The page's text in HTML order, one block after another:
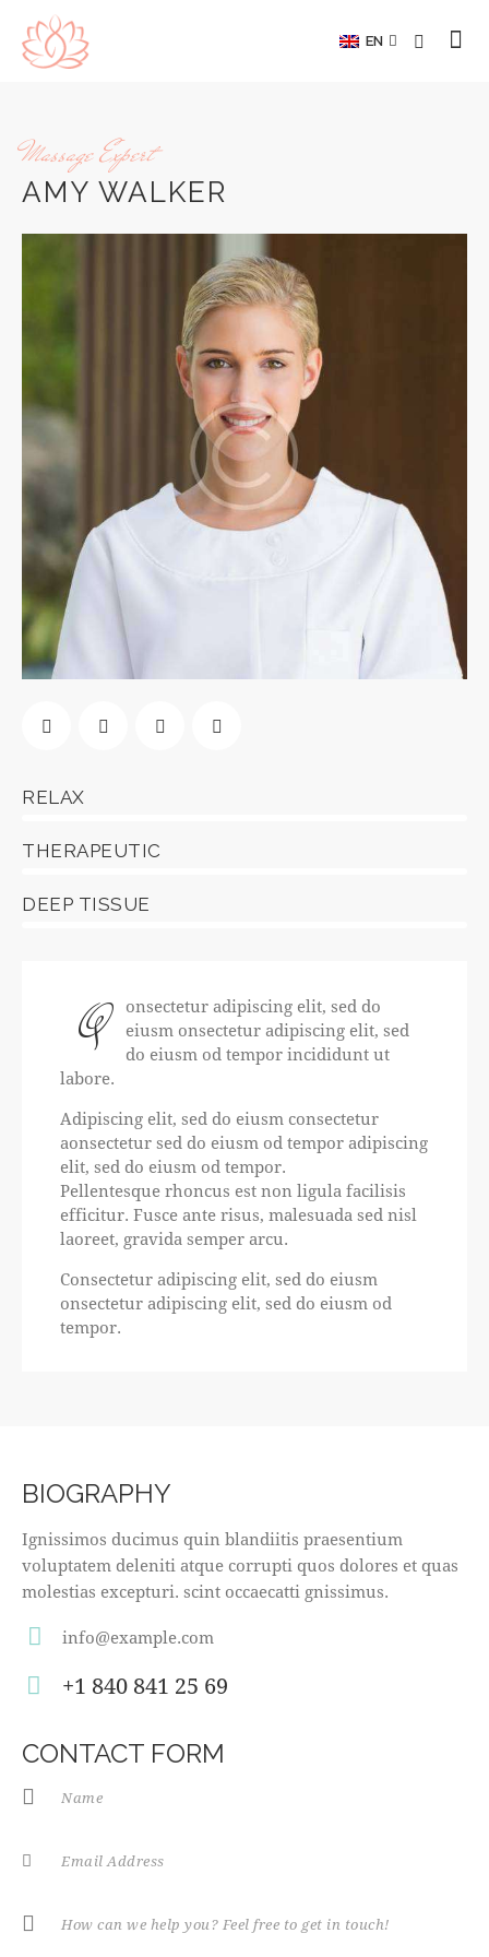
EN
Massage Expert
AMY WALKER
RELAX
THERAPEUTIC
DEEP TISSUE
Q
onsectetur adipiscing elit, sed do
eiusm onsectetur adipiscing elit, sed
do eiusm od tempor incididunt ut
labore.
Adipiscing elit, sed do eiusm consectetur
aonsectetur sed do eiusm od tempor adipiscing
elit, sed do eiusm od tempor.
Pellentesque rhoncus est non ligula facilisis
efficitur. Fusce ante risus, malesuada sed nisl
laoreet, gravida semper arcu.
Consectetur adipiscing elit, sed do eiusm
onsectetur adipiscing elit, sed do eiusm od
tempor.
BIOGRAPHY
Ignissimos ducimus quin blandiitis praesentium
voluptatem deleniti atque corrupti quos dolores et quas
molestias excepturi. scint occaecatti gnissimus.
m
:
info@example.com
on
+1 840 841 25 69
CONTACT FORM